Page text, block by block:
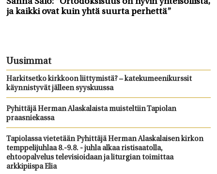
ja kaikki ovat kuin yhtä suurta perhettä”
Uusimmat
Harkitsetko kirkkoon liittymistä? – katekumeenikurssit
käynnistyvät jälleen syyskuussa
Pyhittäjä Herman Alaskalaista muisteltiin Tapiolan
praasniekassa
Tapiolassa vietetään Pyhittäjä Herman Alaskalaisen kirkon
temppelijuhlaa 8.-9.8. - juhla alkaa ristisaatolla,
ehtoopalvelus televisioidaan ja liturgian toimittaa
arkkipiispa Elia